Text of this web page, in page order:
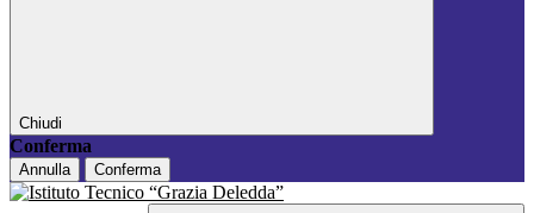
Chiudi
Conferma
Annulla Conferma